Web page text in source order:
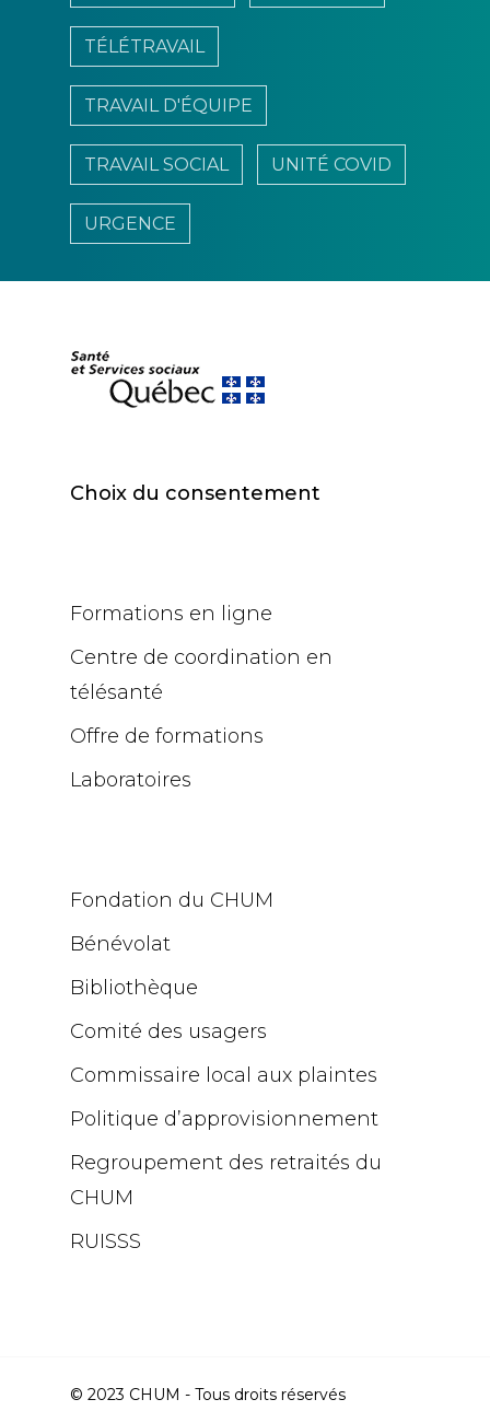
TÉLÉTRAVAIL
TRAVAIL D'ÉQUIPE
TRAVAIL SOCIAL UNITÉ COVID
URGENCE
Choix du consentement
Formations en ligne
Centre de coordination en
télésanté
Offre de formations
Laboratoires
Fondation du CHUM
Bénévolat
Bibliothèque
Comité des usagers
Commissaire local aux plaintes
Politique d’approvisionnement
Regroupement des retraités du
CHUM
RUISSS
© 2023 CHUM - Tous droits réservés